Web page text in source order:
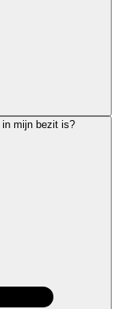
in mijn bezit is?